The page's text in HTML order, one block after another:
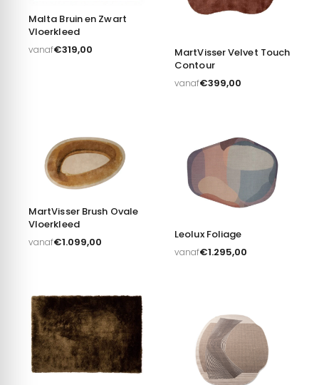
Malta Bruin en Zwart
Vloerkleed
vanaf€319,00
MartVisser Velvet Touch
Contour
vanaf€399,00
MartVisser Brush Ovale
Vloerkleed
vanaf€1.099,00
Leolux Foliage
vanaf€1.295,00